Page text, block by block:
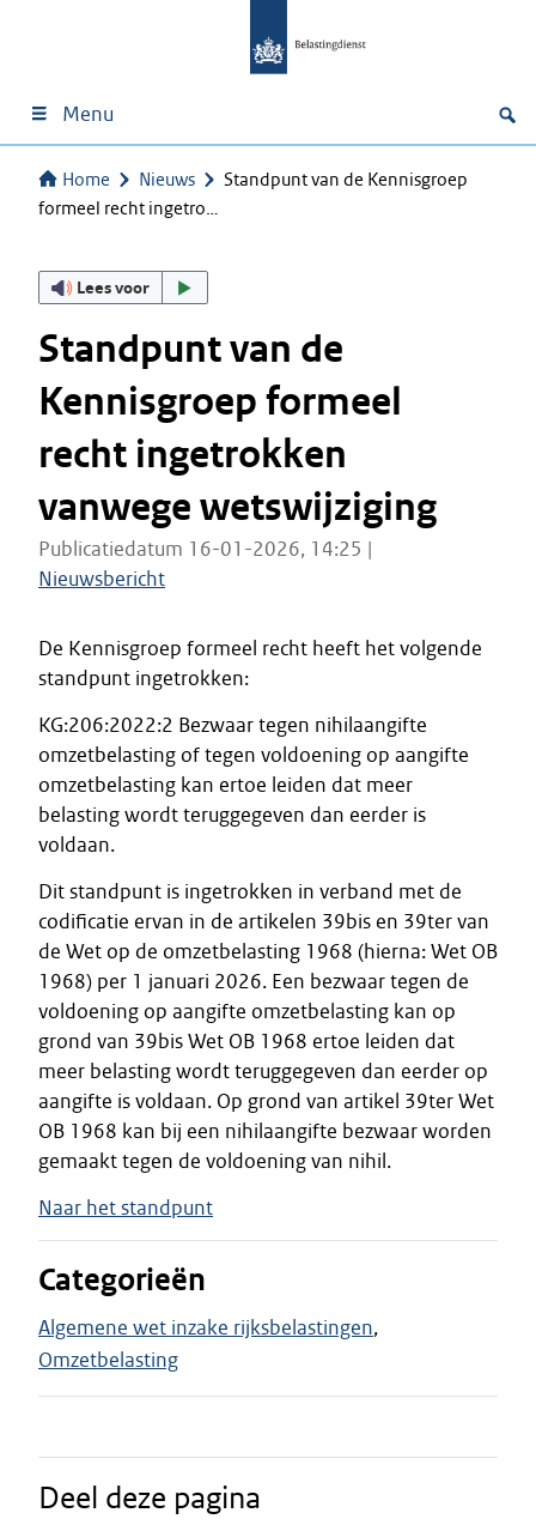
Menu
Home Nieuws
Standpunt van de Kennisgroep
formeel recht ingetro…
Lees voor
Standpunt van de
Kennisgroep formeel
recht ingetrokken
vanwege wetswijziging
Publicatiedatum 16-01-2026, 14:25 |
Nieuwsbericht
De Kennisgroep formeel recht heeft het volgende
standpunt ingetrokken:
KG:206:2022:2 Bezwaar tegen nihilaangifte
omzetbelasting of tegen voldoening op aangifte
omzetbelasting kan ertoe leiden dat meer
belasting wordt teruggegeven dan eerder is
voldaan.
Dit standpunt is ingetrokken in verband met de
codificatie ervan in de artikelen 39bis en 39ter van
de Wet op de omzetbelasting 1968 (hierna: Wet OB
1968) per 1 januari 2026. Een bezwaar tegen de
voldoening op aangifte omzetbelasting kan op
grond van 39bis Wet OB 1968 ertoe leiden dat
meer belasting wordt teruggegeven dan eerder op
aangifte is voldaan. Op grond van artikel 39ter Wet
OB 1968 kan bij een nihilaangifte bezwaar worden
gemaakt tegen de voldoening van nihil.
Naar het standpunt
Categorieën
Algemene wet inzake rijksbelastingen
Omzetbelasting
Deel deze pagina